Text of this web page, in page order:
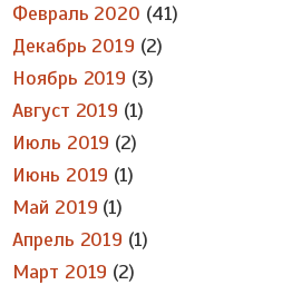
Февраль 2020 (41)
Декабрь 2019 (2)
Ноябрь 2019 (3)
Август 2019 (1)
Июль 2019 (2)
Июнь 2019 (1)
Май 2019 (1)
Апрель 2019 (1)
Март 2019 (2)